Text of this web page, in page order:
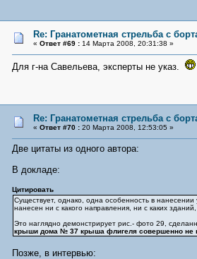
Re: Гранатометная стрельба с
« Ответ #69 :14 Марта 2008, 20:31:38 »
Для г-на Савельева, эксперты не указ.
Re: Гранатометная стрельба с
« Ответ #70 :20 Марта 2008, 12:53:05 »
Две цитаты из одного автора:
В докладе:
Цитировать
Существует, однако, одна особенность в
нанесен ни с какого направления, ни с каких
Это наглядно демонстрирует рис.- фото 29,
крыши дома № 37 крыша флигеля совершенно не
Позже, в интервью: